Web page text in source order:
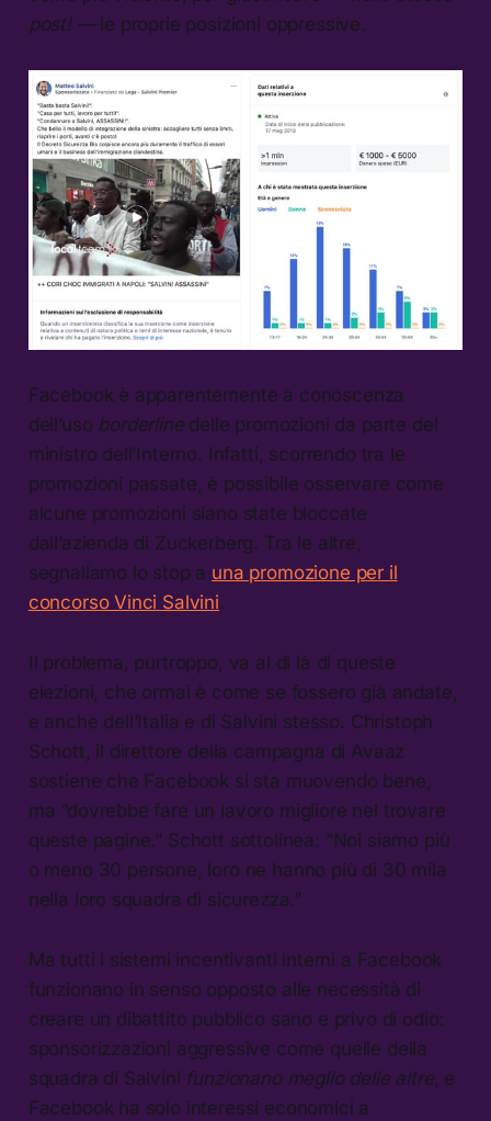
post! —le proprie posizioni oppressive.
Facebook è apparentemente a conoscenza
dell’uso borderline delle promozioni da parte del
ministro dell’Interno. Infatti, scorrendo tra le
promozioni passate, è possibile osservare come
alcune promozioni siano state bloccate
dall’azienda di Zuckerberg. Tra le altre,
segnaliamo lo stop a una promozione per il
concorso Vinci Salvini.
Il problema, purtroppo, va al di là di queste
elezioni, che ormai è come se fossero già andate,
e anche dell’Italia e di Salvini stesso. Christoph
Schott, il direttore della campagna di Avaaz
sostiene che Facebook si sta muovendo bene,
ma “dovrebbe fare un lavoro migliore nel trovare
queste pagine.” Schott sottolinea: “Noi siamo più
o meno 30 persone, loro ne hanno più di 30 mila
nella loro squadra di sicurezza.”
Ma tutti i sistemi incentivanti interni a Facebook
funzionano in senso opposto alle necessità di
creare un dibattito pubblico sano e privo di odio:
sponsorizzazioni aggressive come quelle della
squadra di Salvini funzionano meglio delle altre, e
Facebook ha solo interessi economici a